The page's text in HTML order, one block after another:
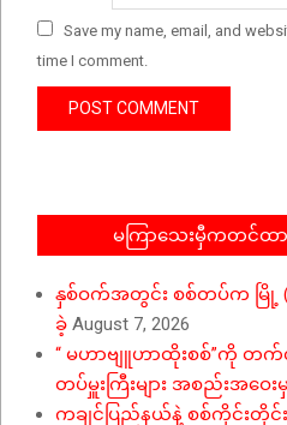
Save my name, email, and
time I comment.
မကြာသေးမှီကတင်ထ
နှစ်ဝက်အတွင်း စစ်တပ်က မြို့
ခဲ့ August 7, 2026
“ မဟာဗျူဟာထိုးစစ်”ကို တက်
တပ်မှူးကြီးများ အစည်းအဝေး
ကချင်ပြည်နယ်နဲ့ စစ်ကိုင်းတိုင်